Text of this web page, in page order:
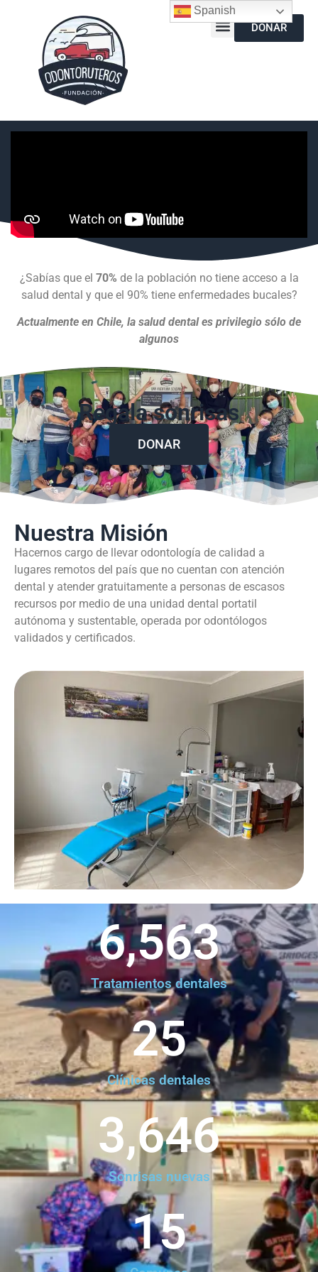
DONAR
¿Sabías que el 70% de la población no tiene acceso a la
salud dental y que el 90% tiene enfermedades bucales?
Actualmente en Chile, la salud dental es privilegio sólo de
algunos
Regala sonrisas
DONAR
Nuestra Misión
Hacernos cargo de llevar odontología de calidad a
lugares remotos del país que no cuentan con atención
dental y atender gratuitamente a personas de escasos
recursos por medio de una unidad dental portatil
autónoma y sustentable, operada por odontólogos
validados y certificados.
Tratamientos dentales
6,563
Clínicas dentales
25
Sonrisas nuevas
3,646
15
Spanish